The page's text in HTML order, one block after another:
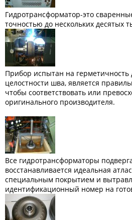
Гидротрансформатор-это
точностью до нескольких десятых
Прибор испытан на герметичность
целостности шва, является
чтобы соответствовать или
оригинального производителя.
Все гидротрансформаторы
восстанавливается идеальная
специальным покрытием и
идентификационный номер на